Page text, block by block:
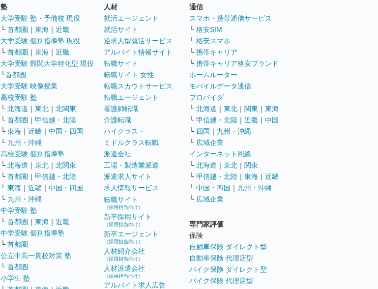
塾
大学受験 塾・予備校 現役
└ 首都圏 ｜ 東海 ｜ 近畿
大学受験 個別指導塾 現役
└ 首都圏 ｜ 東海 ｜ 近畿
大学受験 難関大学特化型 現役
└首都圏
大学受験 映像授業
高校受験 塾
└ 北海道 ｜ 東北 ｜ 北関東
└ 首都圏 ｜ 甲信越・北陸
└ 東海 ｜ 近畿 ｜ 中国・四国
└ 九州・沖縄
高校受験 個別指導塾
└ 北海道 ｜ 東北 ｜ 北関東
└ 首都圏 ｜ 甲信越・北陸
└ 東海 ｜ 近畿 ｜ 中国・四国
└ 九州・沖縄
中学受験 塾
└ 首都圏 ｜ 東海 ｜ 近畿
中学受験 個別指導塾
└ 首都圏
公立中高一貫校対策 塾
└ 首都圏
小学生 塾
人材
就活エージェント
就活サイト
逆求人型就活サービス
アルバイト情報サイト
転職サイト
転職サイト 女性
転職スカウトサービス
転職エージェント
看護師転職
介護転職
ハイクラス・
ミドルクラス転職
派遣会社
工場・製造業派遣
派遣求人サイト
求人情報サービス
転職サイト
（採用担当向け）
新卒採用サイト
（採用担当向け）
新卒エージェント
（採用担当向け）
人材紹介会社
（採用担当向け）
人材派遣会社
（採用担当向け）
アルバイト求人広告
通信
スマホ・携帯通信サービス
└ 格安SIM
└ 格安スマホ
└ 携帯キャリア
└ 携帯キャリア格安ブランド
ホームルーター
モバイルデータ通信
プロバイダ
└ 北海道 ｜ 東北 ｜ 関東 ｜ 東海
└ 甲信越・北陸 ｜ 近畿 ｜ 中国
└ 四国 ｜ 九州・沖縄
└ 広域企業
インターネット回線
└ 北海道 ｜ 東北 ｜ 関東
└ 甲信越・北陸 ｜ 東海 ｜ 近畿
└ 中国・四国 ｜ 九州・沖縄
└ 広域企業
専門家評価
保険
自動車保険 ダイレクト型
自動車保険 代理店型
バイク保険 ダイレクト型
バイク保険 代理店型